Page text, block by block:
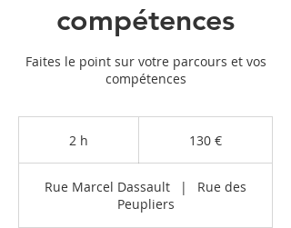
compétences
Faites le point sur votre parcours et vos
compétences
2 h 130 €
Rue Marcel Dassault |
Rue des
Peupliers